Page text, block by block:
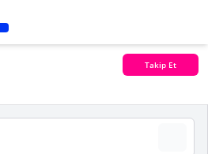
Takip Et